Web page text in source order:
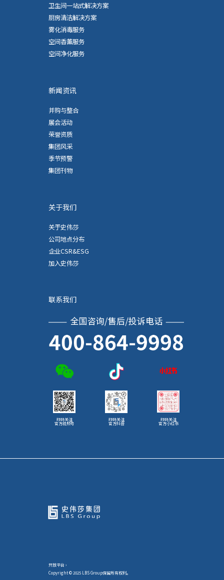
卫生间一站式解决方案
厨房清洁解决方案
雾化消毒服务
空间香薰服务
空间净化服务
新闻资讯
并购与整合
展会活动
荣誉资质
集团风采
季节预警
集团刊物
关于我们
关于史伟莎
公司地点分布
企业CSR&ESG
加入史伟莎
联系我们
扫码关注
官方视频号
扫码关注
官方抖音
扫码关注
官方小红书
开放平台 ›
Copyright © 2025 LBS Group保留所有权利。